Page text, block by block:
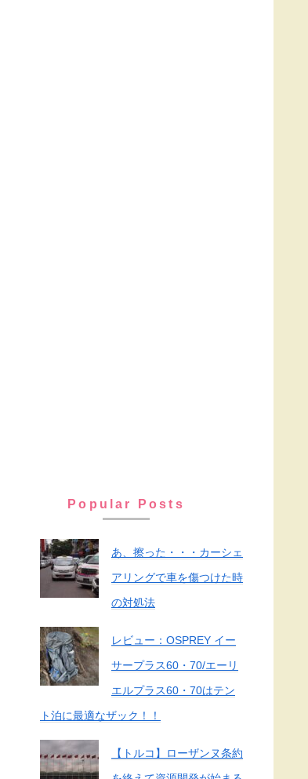
Popular Posts
あ、擦った・・・カーシェ
アリングで車を傷つけた時
の対処法
レビュー：OSPREY イー
サープラス60・70/エーリ
エルプラス60・70はテン
ト泊に最適なザック！！
【トルコ】ローザンヌ条約